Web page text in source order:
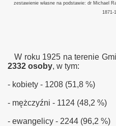
zestawienie własne na podstawie: dr Michael
1871-
W roku 1925 na terenie
2332 osoby, w tym:
- kobiety - 1208 (51,8 %)
- mężczyźni - 1124 (48,2 %)
- ewangelicy - 2244 (96,2 %)